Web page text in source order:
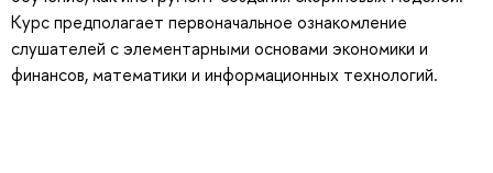
Курс предполагает первоначальное ознакомление
слушателей с элементарными основами экономики и
финансов, математики и информационных технологий.